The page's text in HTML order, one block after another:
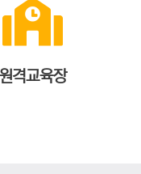
원격교육장